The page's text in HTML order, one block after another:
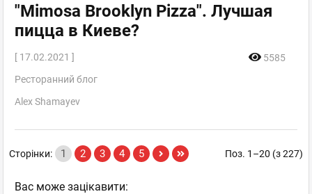
"Mimosa Brooklyn Pizza". Лучшая
пицца в Киеве?
[ 17.02.2021 ]
5585
Ресторанний блог
Alex Shamayev
Поз. 1–20 (з 227)
Сторінки: 1 2 3 4 5
Вас може зацікавити: